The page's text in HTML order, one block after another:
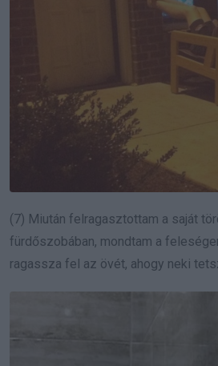
(7) Miután felragasztottam a saját
fürdőszobában, mondtam a
ragassza fel az övét, ahogy neki